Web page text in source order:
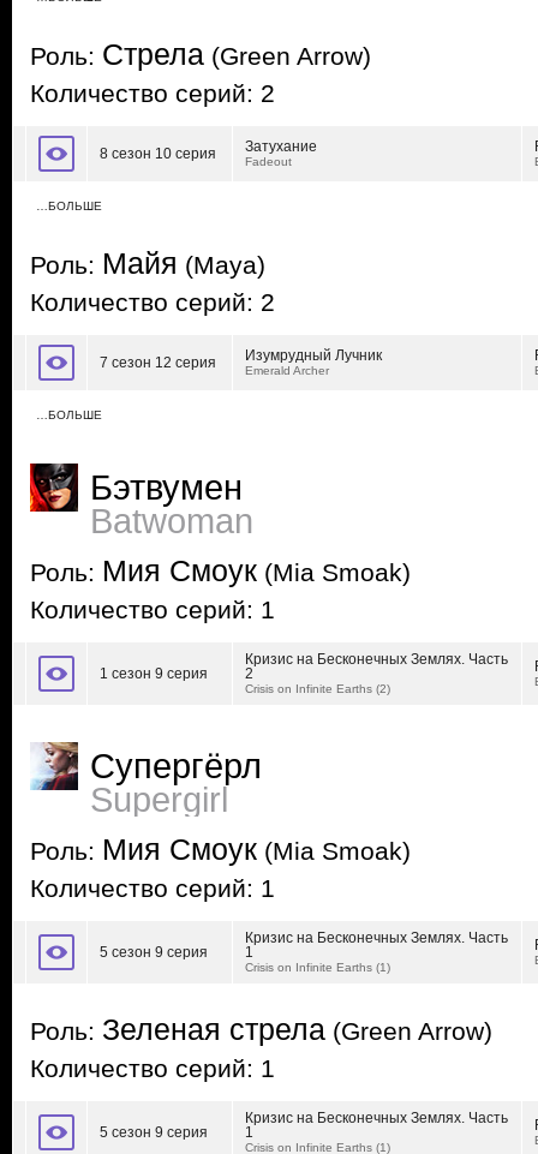
Роль: Стрела (Green Arrow)
Количество серий: 2
8 сезон 10 серия Затухание
Fadeout
…БОЛЬШЕ
Роль: Майя (Maya)
Количество серий: 2
7 сезон 12 серия Изумрудный Лучник
Emerald Archer
…БОЛЬШЕ
Бэтвумен
Batwoman
Роль: Мия Смоук (Mia Smoak)
Количество серий: 1
1 сезон 9 серия
Кризис на Бесконечных Землях. Часть
2
Crisis on Infinite Earths (2)
Супергёрл
Supergirl
Роль: Мия Смоук (Mia Smoak)
Количество серий: 1
5 сезон 9 серия
Кризис на Бесконечных Землях. Часть
1
Crisis on Infinite Earths (1)
Роль: Зеленая стрела (Green Arrow)
Количество серий: 1
5 сезон 9 серия
Кризис на Бесконечных Землях. Часть
1
Crisis on Infinite Earths (1)